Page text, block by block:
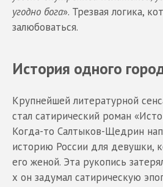
угодно бога». Трезвая логика,
залюбоваться.
История одного
Крупнейшей литературной
стал сатирический роман
Когда-то Салтыков-Щедрин
историю России для девушки,
его женой. Эта рукопись
х он задумал сатирическую